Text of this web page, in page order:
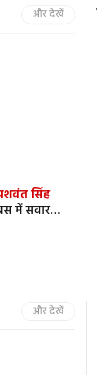
और देखें
सिंह
में थे सिर्फ
और देखें